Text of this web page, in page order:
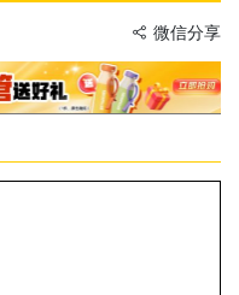
微信分享